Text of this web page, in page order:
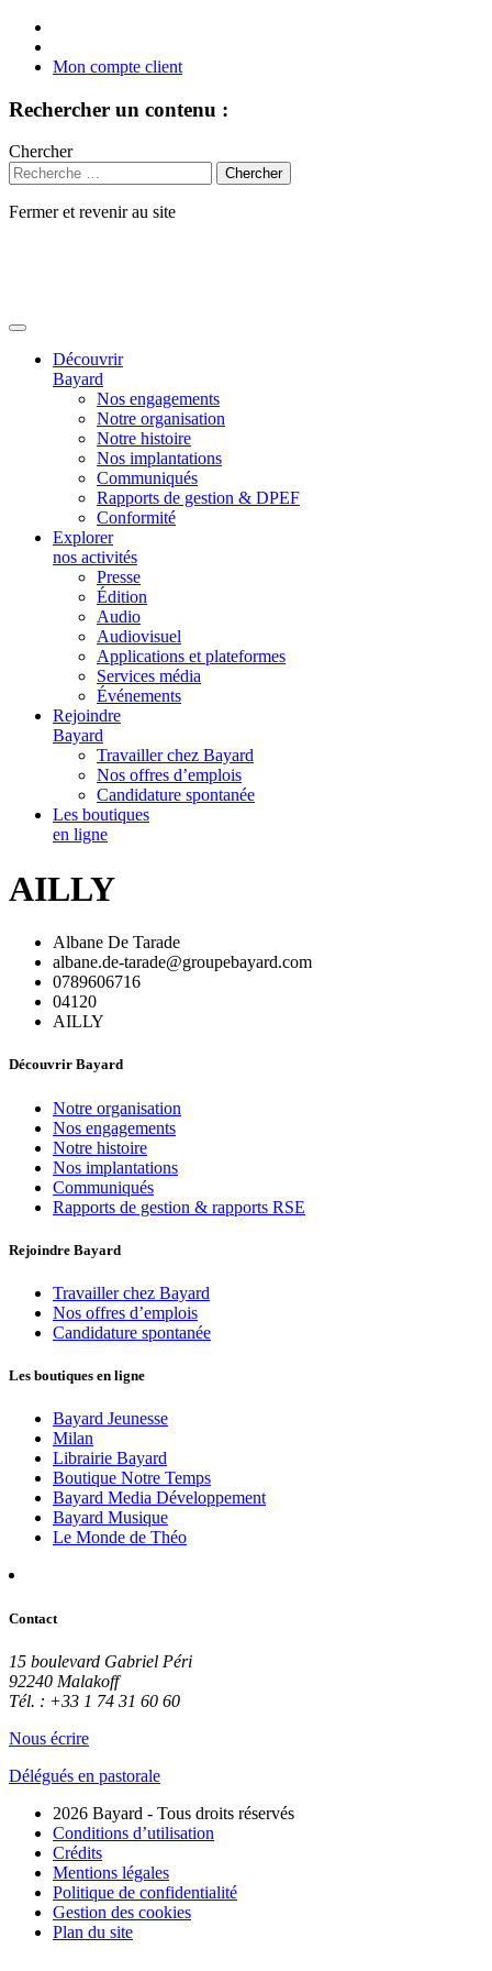
Mon compte client
Rechercher un contenu :
Chercher
Fermer et revenir au site
Découvrir
Bayard
Nos engagements
Notre organisation
Notre histoire
Nos implantations
Communiqués
Rapports de gestion & DPEF
Conformité
Explorer
nos activités
Presse
Édition
Audio
Audiovisuel
Applications et plateformes
Services média
Événements
Rejoindre
Bayard
Travailler chez Bayard
Nos offres d’emplois
Candidature spontanée
Les boutiques
en ligne
AILLY
Albane De Tarade
albane.de-tarade@groupebayard.com
0789606716
04120
AILLY
Découvrir Bayard
Notre organisation
Nos engagements
Notre histoire
Nos implantations
Communiqués
Rapports de gestion & rapports RSE
Rejoindre Bayard
Travailler chez Bayard
Nos offres d’emplois
Candidature spontanée
Les boutiques en ligne
Bayard Jeunesse
Milan
Librairie Bayard
Boutique Notre Temps
Bayard Media Développement
Bayard Musique
Le Monde de Théo
Contact
15 boulevard Gabriel Péri
92240 Malakoff
Tél. : +33 1 74 31 60 60
Nous écrire
Délégués en pastorale
2026 Bayard - Tous droits réservés
Conditions d’utilisation
Crédits
Mentions légales
Politique de confidentialité
Gestion des cookies
Plan du site